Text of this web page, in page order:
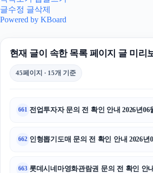
글수정 글삭제
Powered by KBoard
현재 글이 속한 목록 페이지 글 미리
45페이지 · 15개 기준
661 전업투자자 문의 전 확인 안내 2026년06
662 인형뽑기도매 문의 전 확인 안내 2026년
663 롯데시네마영화관람권 문의 전 확인 안